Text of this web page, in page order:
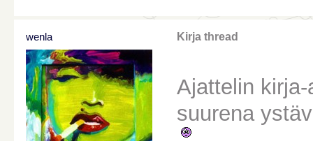
wenla Kirja thread
Ajattelin
suurena